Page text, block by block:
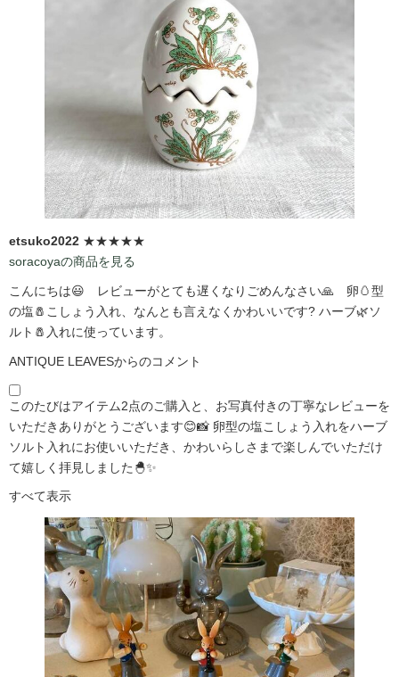
etsuko2022 ★★★★★
soracoyaの商品を見る
こんにちは😃 レビューがとても遅くなりごめんなさい🙏 卵🥚型
の塩🧂こしょう入れ、なんとも言えなくかわいいです?️ ハーブ🌿ソ
ルト🧂入れに使っています。
ANTIQUE LEAVESからのコメント
このたびはアイテム2点のご購入と、お写真付きの丁寧なレビューを
いただきありがとうございます😊📸 卵型の塩こしょう入れをハーブ
ソルト入れにお使いいただき、かわいらしさまで楽しんでいただけ
て嬉しく拝見しました🐣✨
すべて表示